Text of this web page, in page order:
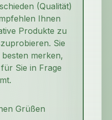
(Qualität)
Ihnen
Produkte zu
Sie
merken,
Sie in Frage
Grüßen